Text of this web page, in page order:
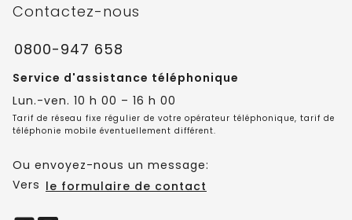
Contactez-nous
0800-947 658
Service d'assistance téléphonique
Lun.-ven. 10 h 00 – 16 h 00
Tarif de réseau fixe régulier de votre opérateur téléphonique, tarif de
téléphonie mobile éventuellement différent.
Ou envoyez-nous un message:
Vers le formulaire de contact